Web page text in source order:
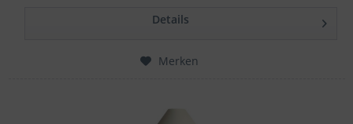
Details
Merken